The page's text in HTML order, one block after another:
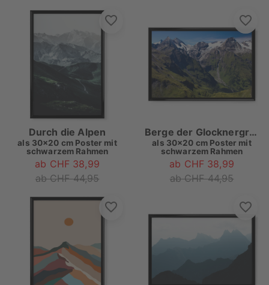
Durch die Alpen
als 30x20 cm Poster mit
schwarzem Rahmen
ab CHF 38,99
ab CHF 44,95
Berge der Glocknergruppe
als 30x20 cm Poster mit
schwarzem Rahmen
ab CHF 38,99
ab CHF 44,95